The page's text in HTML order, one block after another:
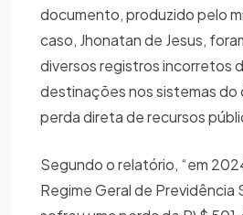
documento, produzido pelo
caso, Jhonatan de Jesus,
diversos registros incorretos
destinações nos sistemas do
perda direta de recursos
Segundo o relatório, “em
Regime Geral de Previdência